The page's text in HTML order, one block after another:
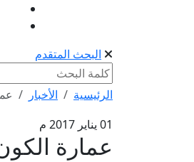
البحث المتقدم
الرئيسية الأخبار
01 يناير 2017 م
عمارة